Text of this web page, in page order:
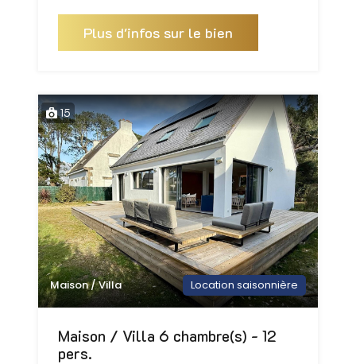
Plus d'infos sur le bien
15
Maison / Villa Location saisonnière
Maison / Villa 6 chambre(s) - 12
pers.